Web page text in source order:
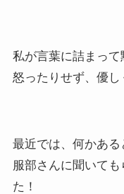
私が言葉に詰まって
怒ったりせず、優し
最近では、何かある
服部さんに聞いて
た！